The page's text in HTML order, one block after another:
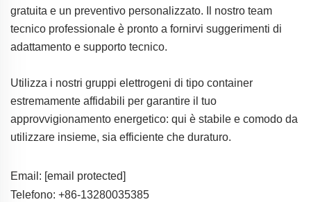
gratuita e un preventivo personalizzato. Il nostro team
tecnico professionale è pronto a fornirvi suggerimenti di
adattamento e supporto tecnico.
Utilizza i nostri gruppi elettrogeni di tipo container
estremamente affidabili per garantire il tuo
approvvigionamento energetico: qui è stabile e comodo da
utilizzare insieme, sia efficiente che duraturo.
Email: [email protected]
Telefono: +86-13280035385